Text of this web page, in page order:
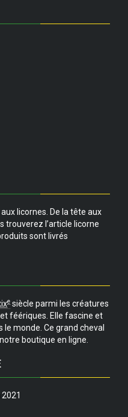
licornes. De la tête aux
trouverez l’article licorne
sont livrés
e siècle parmi les créatures
féériques. Elle fascine et
monde. Ce grand cheval
boutique en ligne.